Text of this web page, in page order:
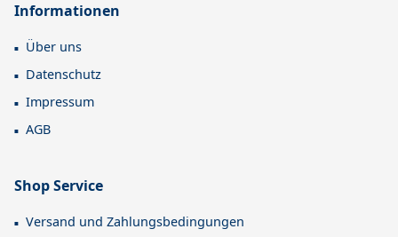
Informationen
Über uns
Datenschutz
Impressum
AGB
Shop Service
Versand und Zahlungsbedingungen